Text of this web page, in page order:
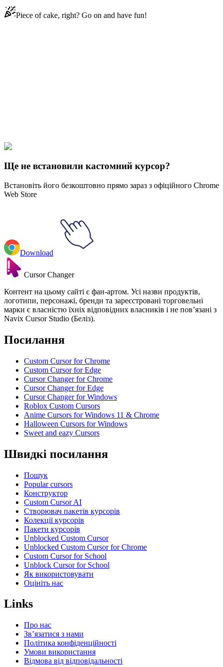
Piece of cake, right? Go on and have fun!
Disenchantment
Wig
Ще не встановили кастомний курсор?
Встановіть його безкоштовно прямо зараз з офіційного Chrome
Web Store
Download
Cursor Changer
Контент на цьому сайті є фан-артом. Усі назви продуктів,
логотипи, персонажі, бренди та зареєстровані торговельні
марки є власністю їхніх відповідних власників і не пов’язані з
Navix Cursor Studio (Беліз).
Посилання
Custom Cursor for Chrome
Custom Cursor for Edge
Cursor Changer for Chrome
Cursor Changer for Edge
Cursor Changer for Windows
Roblox Custom Cursors
Anime Cursors for Windows 11 & Chrome
Halloween Cursors for Windows
Sweet and eazy Cursors
Швидкі посилання
Пошук
Popular cursors
Конструктор
Custom Cursor AI
Створювач пакетів курсорів
Колекції курсорів
Пакети курсорів
Unblocked Custom Cursor
Unblocked Custom Cursor for Chrome
Custom Cursor for School
Unblock Cursor for School
Як використовувати
Оцініть нас
Links
Про нас
Зв’язатися з нами
Політика конфіденційності
Умови використання
Відмова від відповідальності